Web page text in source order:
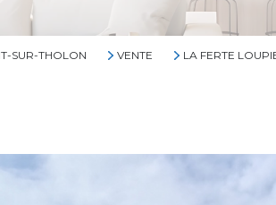
AUTRES
SUR-THOLON VENTE LA FERTE